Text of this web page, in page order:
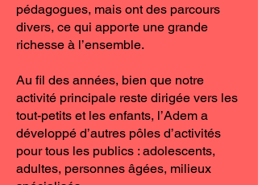
pédagogues, mais ont des parcours
divers, ce qui apporte une grande
richesse à l’ensemble.
Au fil des années, bien que notre
activité principale reste dirigée vers les
tout-petits et les enfants, l’Adem a
développé d’autres pôles d’activités
pour tous les publics : adolescents,
adultes, personnes âgées, milieux